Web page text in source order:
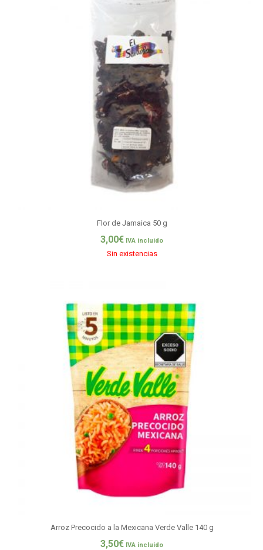
Flor de Jamaica 50 g
3,00€ IVA incluido
Sin existencias
Arroz Precocido a la Mexicana Verde Valle 140 g
3,50€ IVA incluido